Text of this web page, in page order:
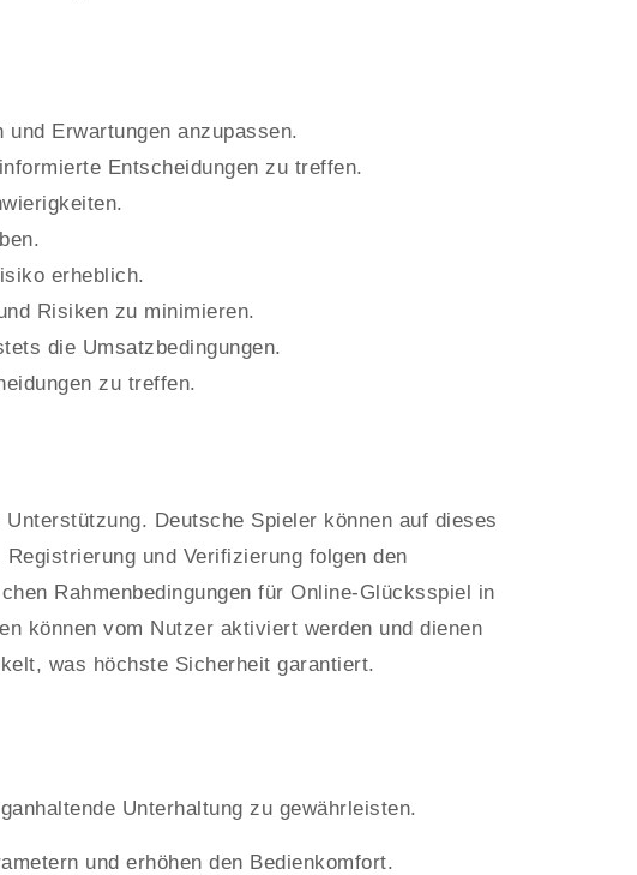
Erwartungen anzupassen.
Entscheidungen zu treffen.
erheblich.
Risiken zu minimieren.
die Umsatzbedingungen.
zu treffen.
Deutsche Spieler können auf dieses
und Verifizierung folgen den
Rahmenbedingungen für Online-Glücksspiel in
können vom Nutzer aktiviert werden und dienen
was höchste Sicherheit garantiert.
Unterhaltung zu gewährleisten.
und erhöhen den Bedienkomfort.